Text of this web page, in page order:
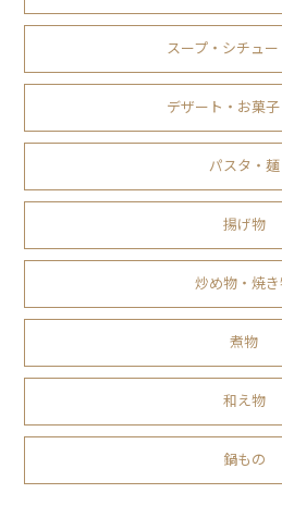
スープ・シチュ
デザート・お菓
パスタ・麺
揚げ物
炒め物・焼き
煮物
和え物
鍋もの